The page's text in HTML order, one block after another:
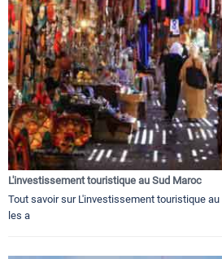
L'investissement touristique au Sud Maroc
Tout savoir sur L'investissement touristique
les a